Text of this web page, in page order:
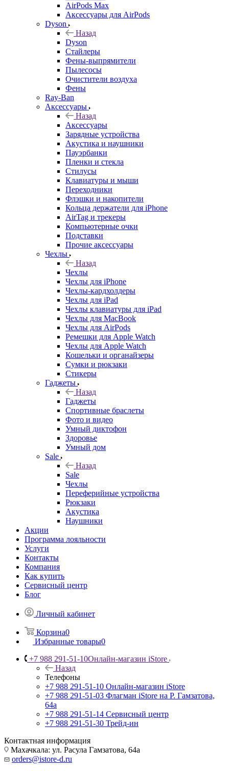
AirPods Max
Аксессуары для AirPods
Dyson
Назад
Dyson
Стайлеры
Фены-выпрямители
Пылесосы
Очистители воздуха
Фены
Ray-Ban
Аксессуары
Назад
Аксессуары
Зарядные устройства
Акустика и наушники
Пауэрбанки
Пленки и стекла
Стилусы
Клавиатуры и мыши
Переходники
Флэшки и накопители
Кольца держатели для iPhone
AirTag и трекеры
Компьютерные очки
Подставки
Прочие аксессуары
Чехлы
Назад
Чехлы
Чехлы для iPhone
Чехлы-кардхолдеры
Чехлы для iPad
Чехлы клавиатуры для iPad
Чехлы для MacBook
Чехлы для AirPods
Ремешки для Apple Watch
Чехлы для Apple Watch
Кошельки и органайзеры
Сумки и рюкзаки
Стикеры
Гаджеты
Назад
Гаджеты
Спортивные браслеты
Фото и видео
Умный диктофон
Здоровье
Умный дом
Sale
Назад
Sale
Чехлы
Переферийные устройства
Рюкзаки
Акустика
Наушники
Акции
Программа лояльности
Услуги
Контакты
Компания
Как купить
Сервисный центр
Блог
Личный кабинет
Корзина0
Избранные товары0
+7 988 291-51-10Онлайн-магазин iStore
Назад
Телефоны
+7 988 291-51-10 Онлайн-магазин iStore
+7 988 291-51-03 Флагман iStore на Р. Гамзатова,
64а
+7 988 291-51-14 Сервисный центр
+7 988 291-51-30 Трейд-ин
Контактная информация
Махачкала: ул. Расула Гамзатова, 64а
orders@istore-d.ru